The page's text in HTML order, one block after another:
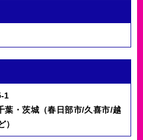
1
・茨城（春日部市/久喜市/越
）